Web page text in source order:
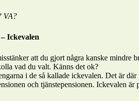
VA?
Ickevalen
att du gjort några kanske mindre
vad du valt. Känns det ok?
i de så kallade ickevalen. Det är
och tjänstepensionen. Ickevalen är